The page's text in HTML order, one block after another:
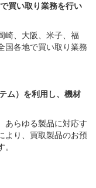
買い取り業務を行い
崎、大阪、米子、福
国各地で買い取り業務
ム）を利用し、機材
あらゆる製品に対応す
より、買取製品のお預